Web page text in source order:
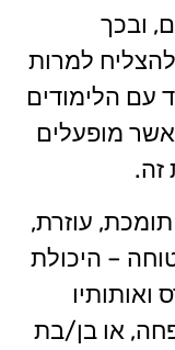
ובכך
למרות
עם הלימודים
מופעלים
זה.
עוזרת,
– היכולת
או בן/בת